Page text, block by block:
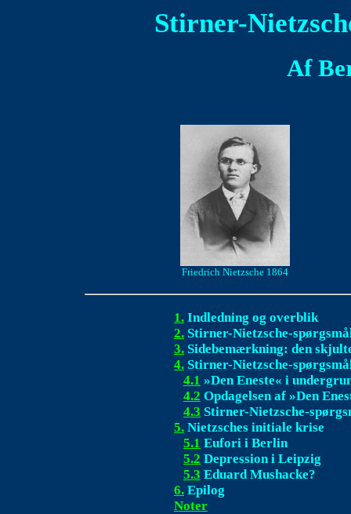
Stirner-
Af
Friedrich Nietzsche 1864
1. Indledning og overblik
2. Stirner-Nietzsche-
3. Sidebemærkning: den
4. Stirner-Nietzsche-
4.1 »Den Eneste« i
4.2 Opdagelsen af »Den
4.3 Stirner-Nietzsche-
5. Nietzsches initiale krise
5.1 Eufori i Berlin
5.2 Depression i Leipzig
5.3 Eduard Mushacke?
6. Epilog
Noter